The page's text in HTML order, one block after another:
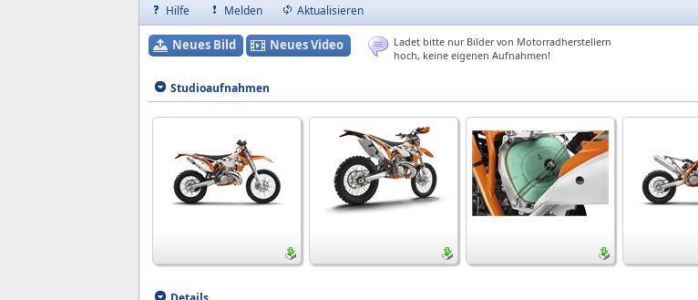
Hilfe Melden Aktualisieren
Neues Bild Neues Video
Ladet bitte nur Bilder von Motorradherstellern
hoch, keine eigenen Aufnahmen!
Studioaufnahmen